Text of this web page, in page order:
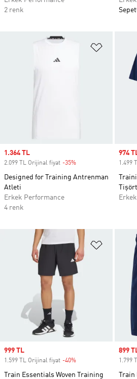
2 renk
Favori
Sale price
1.364 TL
2.099 TL Orijinal fiyat -35%
Designed for Training Antrenman
Atleti
Erkek Performance
4 renk
Sale
974
1.499
Favori
Sale price
999 TL
1.599 TL Orijinal fiyat -40%
Train Essentials Woven Training
Sale
899
1.799